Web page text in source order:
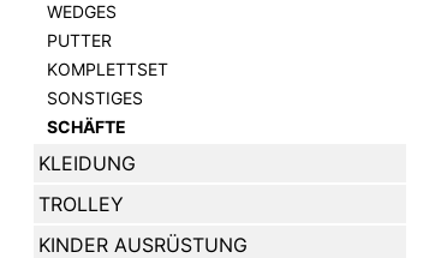
WEDGES
PUTTER
KOMPLETTSET
SONSTIGES
SCHÄFTE
KLEIDUNG
TROLLEY
KINDER AUSRÜSTUNG